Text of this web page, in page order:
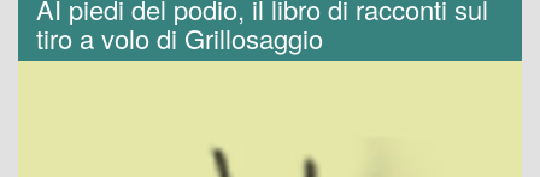
AI piedi del podio, il libro di racconti sul
tiro a volo di Grillosaggio